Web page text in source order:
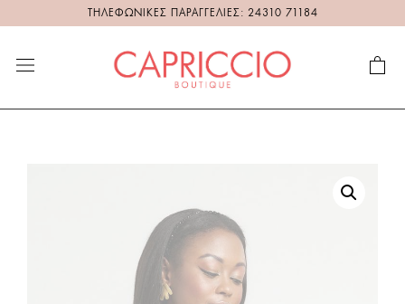
ΤΗΛΕΦΩΝΙΚΕΣ ΠΑΡΑΓΓΕΛΙΕΣ: 24310 71184